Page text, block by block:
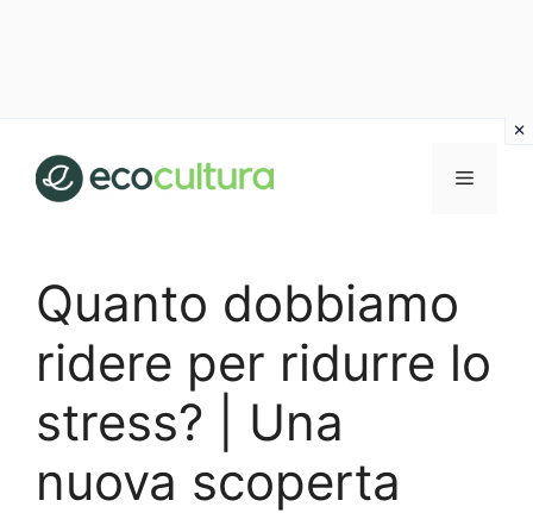
contenuto
MENU
Quanto dobbiamo
ridere per ridurre lo
stress? | Una
nuova scoperta